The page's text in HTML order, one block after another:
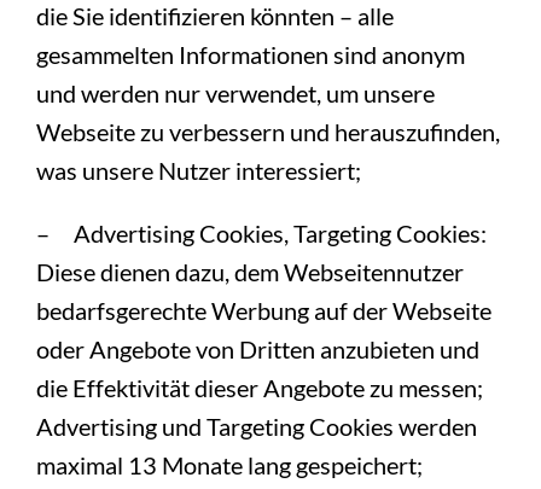
die Sie identifizieren könnten – alle
gesammelten Informationen sind anonym
und werden nur verwendet, um unsere
Webseite zu verbessern und herauszufinden,
was unsere Nutzer interessiert;
– Advertising Cookies, Targeting Cookies:
Diese dienen dazu, dem Webseitennutzer
bedarfsgerechte Werbung auf der Webseite
oder Angebote von Dritten anzubieten und
die Effektivität dieser Angebote zu messen;
Advertising und Targeting Cookies werden
maximal 13 Monate lang gespeichert;